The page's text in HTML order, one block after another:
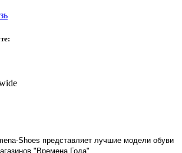
Shoes представляет лучшие модели обуви
"Времена Года"